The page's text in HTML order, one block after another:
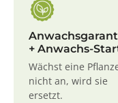
+ Anwachs-
Wächst eine
nicht an, wird sie
ersetzt.